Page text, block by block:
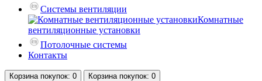
Системы вентиляции
Комнатные
вентиляционные установки
Потолочные системы
Контакты
Корзинапокупок: 0 Корзинапокупок: 0